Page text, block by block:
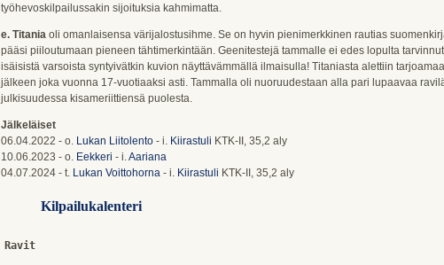
työhevoskilpailussakin sijoituksia kahmimatta.
e. Titania oli omanlaisensa värijalostusihme. Se on hyvin pienimerkkinen rautias
pääsi piiloutumaan pieneen tähtimerkintään. Geenitestejä tammalle ei edes lopulta
isäisistä varsoista syntyivätkin kuvion näyttävämmällä ilmaisulla! Titaniasta alettiin
jälkeen joka vuonna 17-vuotiaaksi asti. Tammalla oli nuoruudestaan alla pari lupaavaa
julkisuudessa kisameriittiensä puolesta.
Jälkeläiset
06.04.2022 - o. Lukan Liitolento - i. Kiirastuli KTK-II, 35,2 aly
10.06.2023 - o. Eekkeri - i. Aariana
04.07.2024 - t. Lukan Voittohorna - i. Kiirastuli KTK-II, 35,2 aly
Kilpailukalenteri
Ravit